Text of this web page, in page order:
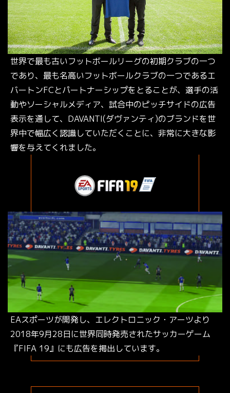
世界で最も古いフットボールリーグの初期クラブの一つ
であり、最も名高いフットボールクラブの一つであるエ
バートンFCとパートナーシップをとることが、選手の活
動やソーシャルメディア、試合中のピッチサイドの広告
表示を通して、DAVANTI(ダヴァンティ)のブランドを世
界中で幅広く認識していただくことに、非常に大きな影
響を与えてくれました。
EAスポーツが開発し、エレクトロニック・アーツより
2018年9月28日に世界同時発売されたサッカーゲーム
『FIFA 19』にも広告を掲出しています。